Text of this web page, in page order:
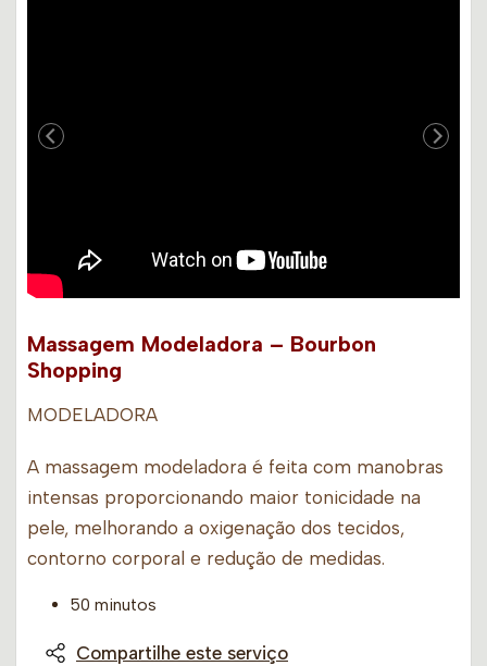
Massagem Modeladora – Bourbon
Shopping
MODELADORA
A massagem modeladora é feita com manobras
intensas proporcionando maior tonicidade na
pele, melhorando a oxigenação dos tecidos,
contorno corporal e redução de medidas.
50 minutos
Compartilhe este serviço